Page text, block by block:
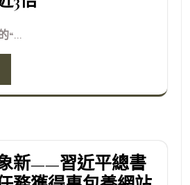
“...
新——習近平總書